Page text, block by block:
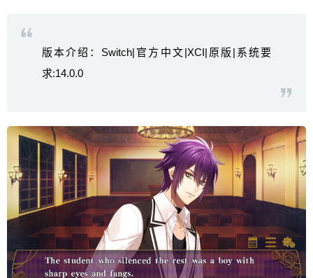
版本介绍：Switch|官方中文|XCI|原版|系统要
求:14.0.0